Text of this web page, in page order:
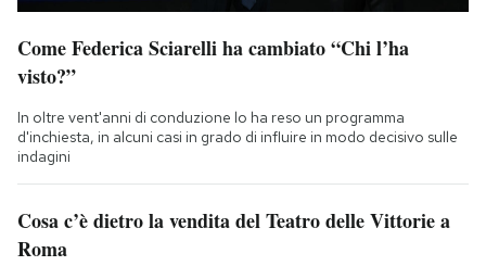
Come Federica Sciarelli ha cambiato “Chi l’ha
visto?”
In oltre vent'anni di conduzione lo ha reso un programma
d'inchiesta, in alcuni casi in grado di influire in modo decisivo sulle
indagini
Cosa c’è dietro la vendita del Teatro delle Vittorie a
Roma